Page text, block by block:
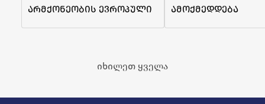
არმქონეობის ევროპული
ამოქმედდება
იხილეთ ყველა